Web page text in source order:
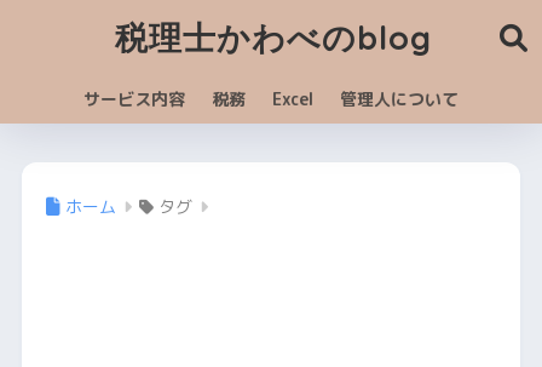
税理士かわべのblog
サービス内容 税務 Excel 管理人について
ホーム タグ